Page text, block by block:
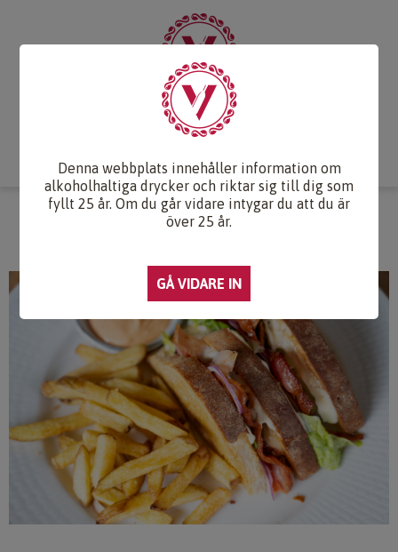
Druvlexikon
Webb-TV Om oss
CLUB SANDWICH
Denna webbplats innehåller information om
alkoholhaltiga drycker och riktar sig till dig som
fyllt 25 år. Om du går vidare intygar du att du är
över 25 år.